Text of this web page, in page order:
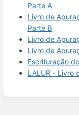
Parte A
Livro de
Parte B
Livro de
Livro de
Escrituração
LALUR - Livro